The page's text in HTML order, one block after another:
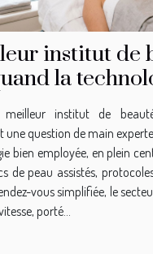
institut de
la
vos
centre-ville
institut de
une question de main
bien employée, en plein
de peau assistés,
vous simplifiée, le
porté...